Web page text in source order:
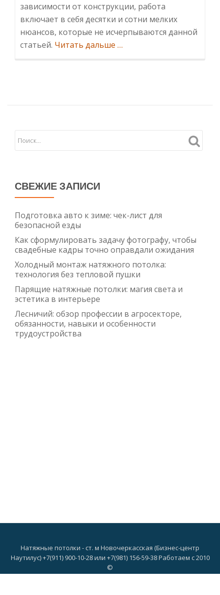
зависимости от конструкции, работа
включает в себя десятки и сотни мелких
нюансов, которые не исчерпываются данной
статьей. Читать дальше ИнформацияГлавные
кирпичных
…
СВЕЖИЕ ЗАПИСИ
Подготовка авто к зиме: чек-лист для
безопасной езды
Как сформулировать задачу фотографу, чтобы
свадебные кадры точно оправдали ожидания
Холодный монтаж натяжного потолка:
технология без тепловой пушки
Парящие натяжные потолки: магия света и
эстетика в интерьере
Лесничий: обзор профессии в агросекторе,
обязанности, навыки и особенности
трудоустройства
Натяжные потолки - ст. м Новочеркасская (Бизнес-центр
Наутилус) +7(911) 900-10-28 или +7(981) 156-59-38 Работаем с 2010
©